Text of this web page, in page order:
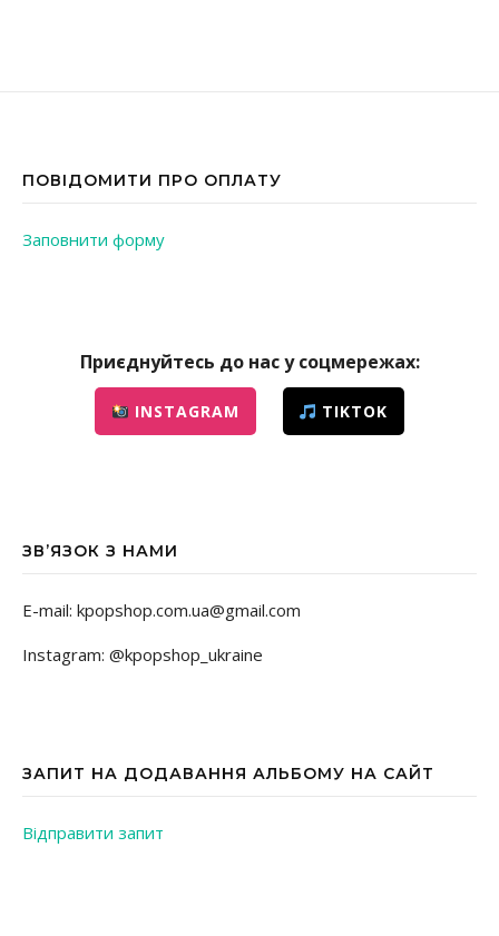
ПОВІДОМИТИ ПРО ОПЛАТУ
Заповнити форму
Приєднуйтесь до нас у соцмережах:
INSTAGRAM TIKTOK
ЗВ’ЯЗОК З НАМИ
E-mail: kpopshop.com.ua@gmail.com
Instagram: @kpopshop_ukraine
ЗАПИТ НА ДОДАВАННЯ АЛЬБОМУ НА САЙТ
Відправити запит